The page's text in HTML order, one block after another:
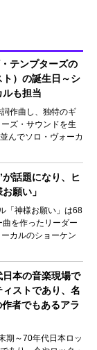
テンプターズの
ト）の誕生日～シ
ルも担当
作曲し、独特のギ
ズ・サウンドを生
んでソロ・ヴォーカ
話題になり、ヒ
願い」
「神様お願い」は68
を作ったリーダー
カルのショーケン
本の音楽現場で
ストであり、名
者でもあるアラ
期～70年代日本ロッ